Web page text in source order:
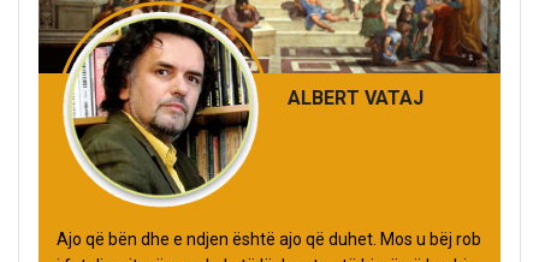
ALBERT VATAJ
Ajo që bën dhe e ndjen është ajo që duhet. Mos u bëj rob